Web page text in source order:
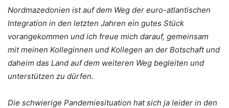
Nordmazedonien ist auf dem Weg der euro-atlantischen
Integration in den letzten Jahren ein gutes Stück
vorangekommen und ich freue mich darauf, gemeinsam
mit meinen Kolleginnen und Kollegen an der Botschaft und
daheim das Land auf dem weiteren Weg begleiten und
unterstützen zu dürfen.
Die schwierige Pandemiesituation hat sich ja leider in den